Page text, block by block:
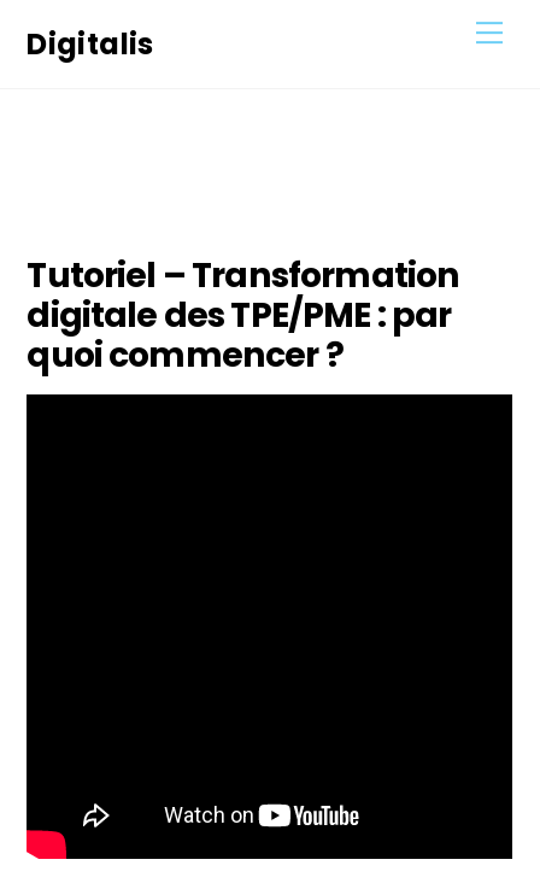
Digitalis
Tutoriel – Transformation
digitale des TPE/PME : par
quoi commencer ?